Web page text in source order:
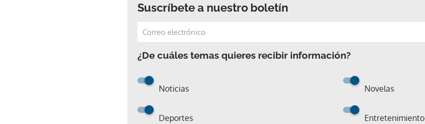
Suscríbete a nuestro boletín
¿De cuáles temas quieres recibir información?
Noticias Novelas
Deportes Entretenimiento